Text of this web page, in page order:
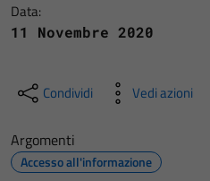
Data:
11 Novembre 2020
Condividi Vedi azioni
Argomenti
Accesso all'informazione